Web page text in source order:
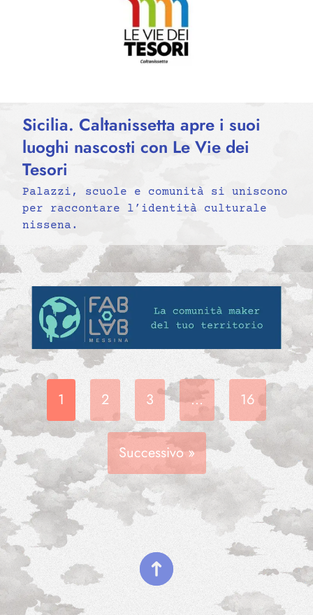
Sicilia. Caltanissetta apre i suoi
luoghi nascosti con Le Vie dei
Tesori
Palazzi, scuole e comunità si uniscono
per raccontare l’identità culturale
nissena.
1 2 3 … 16
Successivo »